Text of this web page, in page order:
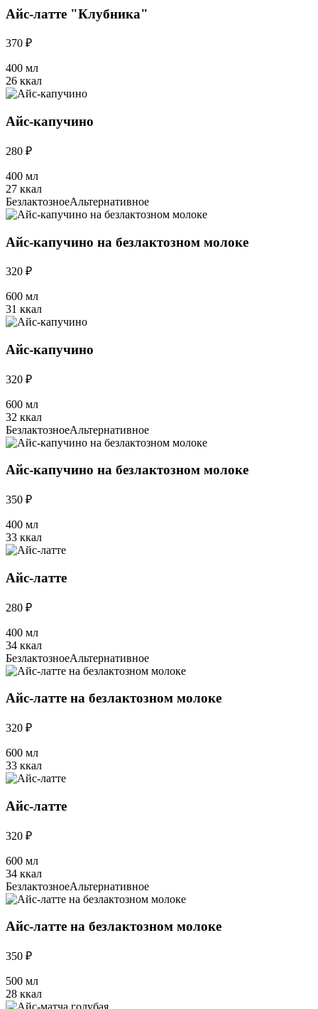
Айс-латте "Клубника"
370 ₽
400 мл
26 ккал
Айс-капучино
280 ₽
400 мл
27 ккал
БезлактозноеАльтернативное
Айс-капучино на безлактозном молоке
320 ₽
600 мл
31 ккал
Айс-капучино
320 ₽
600 мл
32 ккал
БезлактозноеАльтернативное
Айс-капучино на безлактозном молоке
350 ₽
400 мл
33 ккал
Айс-латте
280 ₽
400 мл
34 ккал
БезлактозноеАльтернативное
Айс-латте на безлактозном молоке
320 ₽
600 мл
33 ккал
Айс-латте
320 ₽
600 мл
34 ккал
БезлактозноеАльтернативное
Айс-латте на безлактозном молоке
350 ₽
500 мл
28 ккал